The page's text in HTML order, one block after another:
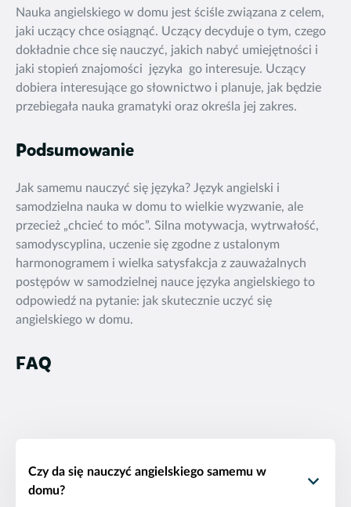
Nauka angielskiego w domu jest ściśle związana z celem,
jaki uczący chce osiągnąć. Uczący decyduje o tym, czego
dokładnie chce się nauczyć, jakich nabyć umiejętności i
jaki stopień znajomości języka go interesuje. Uczący
dobiera interesujące go słownictwo i planuje, jak będzie
przebiegała nauka gramatyki oraz określa jej zakres.
Podsumowanie
Jak samemu nauczyć się języka? Język angielski i
samodzielna nauka w domu to wielkie wyzwanie, ale
przecież „chcieć to móc”. Silna motywacja, wytrwałość,
samodyscyplina, uczenie się zgodne z ustalonym
harmonogramem i wielka satysfakcja z zauważalnych
postępów w samodzielnej nauce języka angielskiego to
odpowiedź na pytanie: jak skutecznie uczyć się
angielskiego w domu.
FAQ
Czy da się nauczyć angielskiego samemu w
domu?